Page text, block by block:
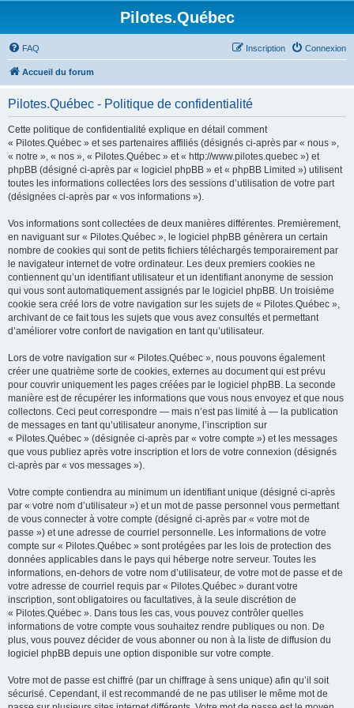
Pilotes.Québec
FAQ Connexion
Inscription
Accueil du forum
Pilotes.Québec - Politique de confidentialité
Cette politique de confidentialité explique en détail comment
« Pilotes.Québec » et ses partenaires affiliés (désignés ci-après par « nous »,
« notre », « nos », « Pilotes.Québec » et « http://www.pilotes.quebec ») et
phpBB (désigné ci-après par « logiciel phpBB » et « phpBB Limited ») utilisent
toutes les informations collectées lors des sessions d’utilisation de votre part
(désignées ci-après par « vos informations »).
Vos informations sont collectées de deux manières différentes. Premièrement,
en naviguant sur « Pilotes.Québec », le logiciel phpBB génèrera un certain
nombre de cookies qui sont de petits fichiers téléchargés temporairement par
le navigateur internet de votre ordinateur. Les deux premiers cookies ne
contiennent qu’un identifiant utilisateur et un identifiant anonyme de session
qui vous sont automatiquement assignés par le logiciel phpBB. Un troisième
cookie sera créé lors de votre navigation sur les sujets de « Pilotes.Québec »,
archivant de ce fait tous les sujets que vous avez consultés et permettant
d’améliorer votre confort de navigation en tant qu’utilisateur.
Lors de votre navigation sur « Pilotes.Québec », nous pouvons également
créer une quatrième sorte de cookies, externes au document qui est prévu
pour couvrir uniquement les pages créées par le logiciel phpBB. La seconde
manière est de récupérer les informations que vous nous envoyez et que nous
collectons. Ceci peut correspondre — mais n’est pas limité à — la publication
de messages en tant qu’utilisateur anonyme, l’inscription sur
« Pilotes.Québec » (désignée ci-après par « votre compte ») et les messages
que vous publiez après votre inscription et lors de votre connexion (désignés
ci-après par « vos messages »).
Votre compte contiendra au minimum un identifiant unique (désigné ci-après
par « votre nom d’utilisateur ») et un mot de passe personnel vous permettant
de vous connecter à votre compte (désigné ci-après par « votre mot de
passe ») et une adresse de courriel personnelle. Les informations de votre
compte sur « Pilotes.Québec » sont protégées par les lois de protection des
données applicables dans le pays qui héberge notre serveur. Toutes les
informations, en-dehors de votre nom d’utilisateur, de votre mot de passe et de
votre adresse de courriel requis par « Pilotes.Québec » durant votre
inscription, sont obligatoires ou facultatives, à la seule discrétion de
« Pilotes.Québec ». Dans tous les cas, vous pouvez contrôler quelles
informations de votre compte vous souhaitez rendre publiques ou non. De
plus, vous pouvez décider de vous abonner ou non à la liste de diffusion du
logiciel phpBB depuis une option disponible sur votre compte.
Votre mot de passe est chiffré (par un chiffrage à sens unique) afin qu’il soit
sécurisé. Cependant, il est recommandé de ne pas utiliser le même mot de